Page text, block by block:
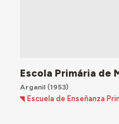
Escola Primária de
Arganil(1953)
Escuela de Enseñanza